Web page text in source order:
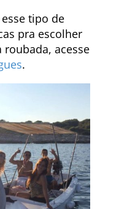
tipo de
pra escolher
acesse
.